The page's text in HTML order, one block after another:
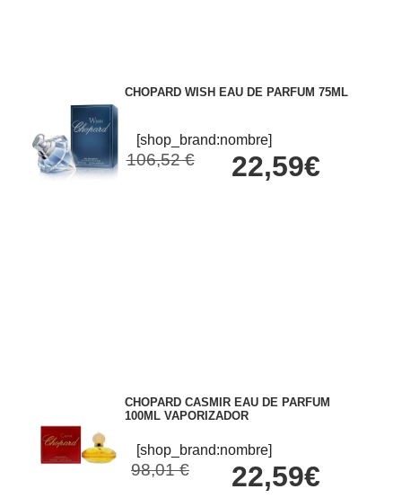
CHOPARD WISH EAU DE PARFUM 75ML
[shop_brand:nombre]
106,52 € 22,59€
CHOPARD CASMIR EAU DE PARFUM
100ML VAPORIZADOR
[shop_brand:nombre]
98,01 € 22,59€